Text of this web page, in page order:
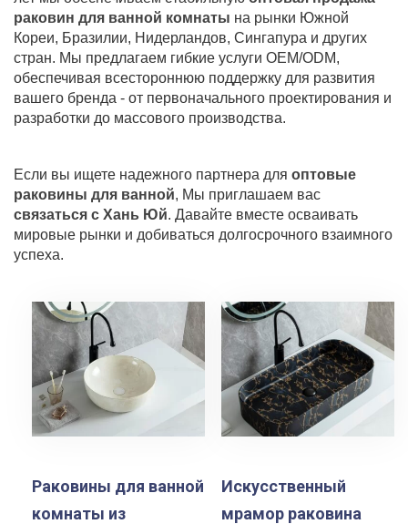
раковин для ванной комнаты на рынки Южной
Кореи, Бразилии, Нидерландов, Сингапура и других
стран. Мы предлагаем гибкие услуги OEM/ODM,
обеспечивая всестороннюю поддержку для развития
вашего бренда - от первоначального проектирования и
разработки до массового производства.
Если вы ищете надежного партнера для оптовые
раковины для ванной, Мы приглашаем вас
связаться с Хань Юй. Давайте вместе осваивать
мировые рынки и добиваться долгосрочного взаимного
успеха.
Раковины для ванной
комнаты из
Искусственный
мрамор раковина